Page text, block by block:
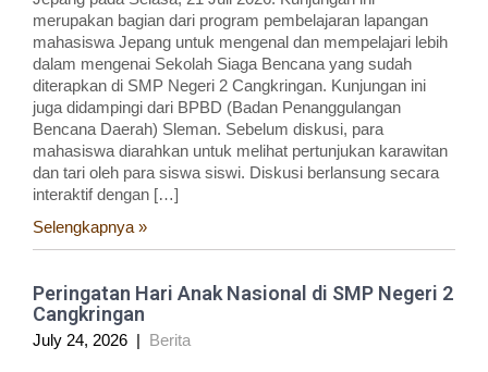
merupakan bagian dari program pembelajaran lapangan
mahasiswa Jepang untuk mengenal dan mempelajari lebih
dalam mengenai Sekolah Siaga Bencana yang sudah
diterapkan di SMP Negeri 2 Cangkringan. Kunjungan ini
juga didampingi dari BPBD (Badan Penanggulangan
Bencana Daerah) Sleman. Sebelum diskusi, para
mahasiswa diarahkan untuk melihat pertunjukan karawitan
dan tari oleh para siswa siswi. Diskusi berlansung secara
interaktif dengan […]
Selengkapnya »
Peringatan Hari Anak Nasional di SMP Negeri 2
Cangkringan
July 24, 2026 | Berita